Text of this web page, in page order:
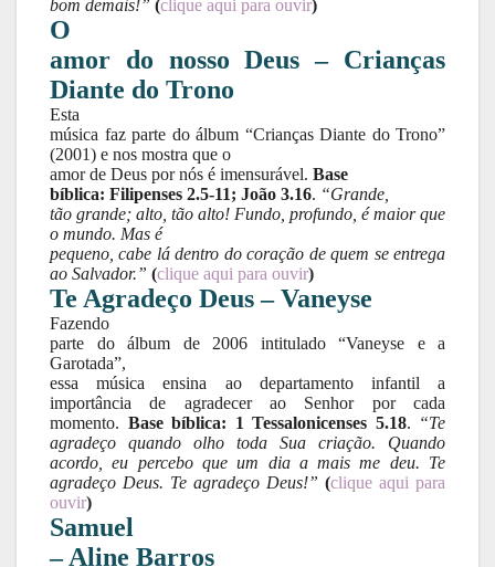
bom demais!” (clique aqui para ouvir)
O
amor do nosso Deus – Crianças
Diante do Trono
Esta
música faz parte do álbum “Crianças Diante do Trono”
(2001) e nos mostra que o
amor de Deus por nós é imensurável. Base
bíblica: Filipenses 2.5-11; João 3.16. “Grande,
tão grande; alto, tão alto! Fundo, profundo, é maior que
o mundo. Mas é
pequeno, cabe lá dentro do coração de quem se entrega
ao Salvador.” (clique aqui para ouvir)
Te Agradeço Deus – Vaneyse
Fazendo
parte do álbum de 2006 intitulado “Vaneyse e a
Garotada”,
essa música ensina ao departamento infantil a
importância de agradecer ao Senhor por cada
momento. Base bíblica: 1 Tessalonicenses 5.18. “Te
agradeço quando olho toda Sua criação. Quando
acordo, eu percebo que um dia a mais me deu. Te
agradeço Deus. Te agradeço Deus!” (clique aqui para
ouvir)
Samuel
– Aline Barros